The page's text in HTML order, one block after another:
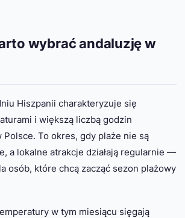
wybrać andaluzję w
Hiszpanii charakteryzuje się
i większą liczbą godzin
Polsce. To okres, gdy plaże nie są
a lokalne atrakcje działają regularnie —
osób, które chcą zacząć sezon plażowy
w tym miesiącu sięgają